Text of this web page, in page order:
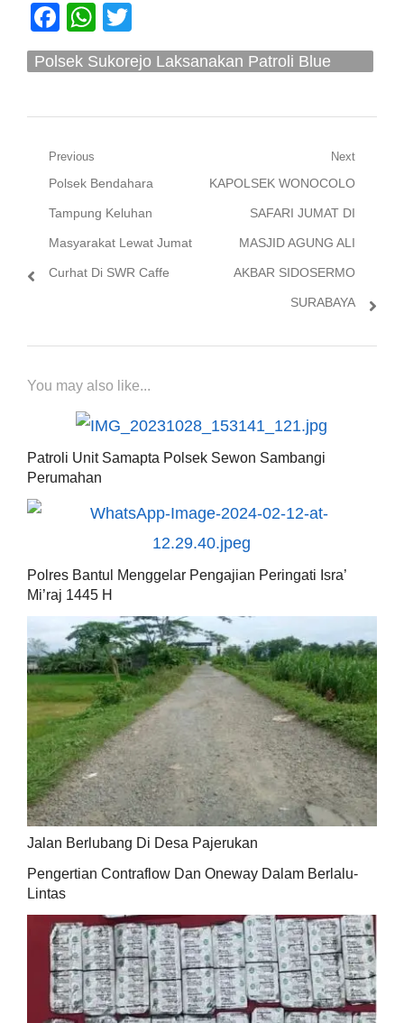
Facebook
WhatsApp
Polsek Sukorejo Laksanakan Patroli Blue
Navigasi
pos
Previous
Previous
post:
Polsek Bendahara
Tampung Keluhan
Masyarakat Lewat Jumat
Curhat Di SWR Caffe
Next
Next
KAPOLSEK WONOCOLO
SAFARI JUMAT DI
MASJID AGUNG ALI
AKBAR SIDOSERMO
SURABAYA
You may also like...
Patroli Unit Samapta Polsek Sewon Sambangi
Perumahan
Polres Bantul Menggelar Pengajian Peringati Isra’
Mi’raj 1445 H
Jalan Berlubang Di Desa Pajerukan
Pengertian Contraflow Dan Oneway Dalam Berlalu-
Lintas